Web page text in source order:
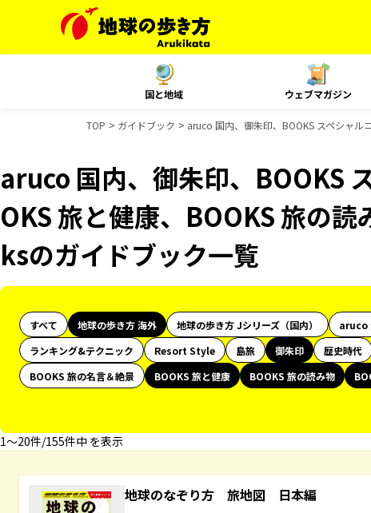
国と地域 ウェブマガジン
TOP ガイドブック aruco 国内、御朱印、BOOKS スペシャル
aruco 国内、御朱印、BOOKS
OKS 旅と健康、BOOKS 旅の
ksのガイドブック一覧
すべて 地球の歩き方 海外 地球の歩き方 Jシリーズ（国内） aruco
ランキング&テクニック
Resort Style 島旅 御朱印 歴史時代
BOOKS 旅の名言＆絶景
BOOKS 旅と健康 BOOKS 旅の読み物
1〜20件/155件中 を表示
地球のなぞり方 旅地図 日本編